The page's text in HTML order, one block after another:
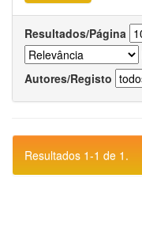
Resultados/Página
Autores/Registo
Resultados 1-1 de 1.